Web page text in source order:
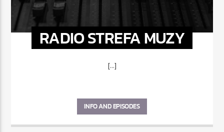
RADIO STREFA MUZY
[...]
INFO AND EPISODES